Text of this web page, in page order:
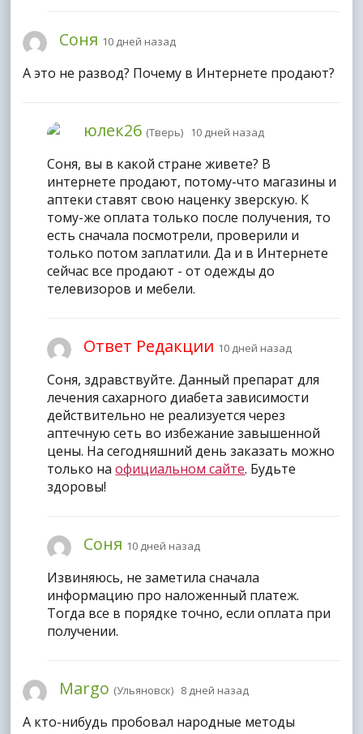
Соня 10 дней назад
А это не развод? Почему в Интернете продают?
юлек26 (Тверь) 10 дней назад
Соня, вы в какой стране живете? В
интернете продают, потому-что магазины и
аптеки ставят свою наценку зверскую. К
тому-же оплата только после получения, то
есть сначала посмотрели, проверили и
только потом заплатили. Да и в Интернете
сейчас все продают - от одежды до
телевизоров и мебели.
Ответ Редакции 10 дней назад
Соня, здравствуйте. Данный препарат для
лечения сахарного диабета зависимости
действительно не реализуется через
аптечную сеть во избежание завышенной
цены. На сегодняшний день заказать можно
только наофициальном сайте. Будьте
здоровы!
Соня 10 дней назад
Извиняюсь, не заметила сначала
информацию про наложенный платеж.
Тогда все в порядке точно, если оплата при
получении.
Margo (Ульяновск) 8 дней назад
А кто-нибудь пробовал народные методы